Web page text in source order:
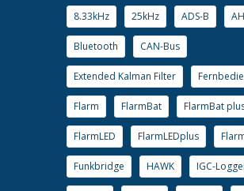
8.33kHz 25kHz ADS-B
Bluetooth CAN-Bus
Extended Kalman Filter
Flarm FlarmBat FlarmBat
FlarmLED FlarmLEDplus
Funkbridge HAWK IGC-